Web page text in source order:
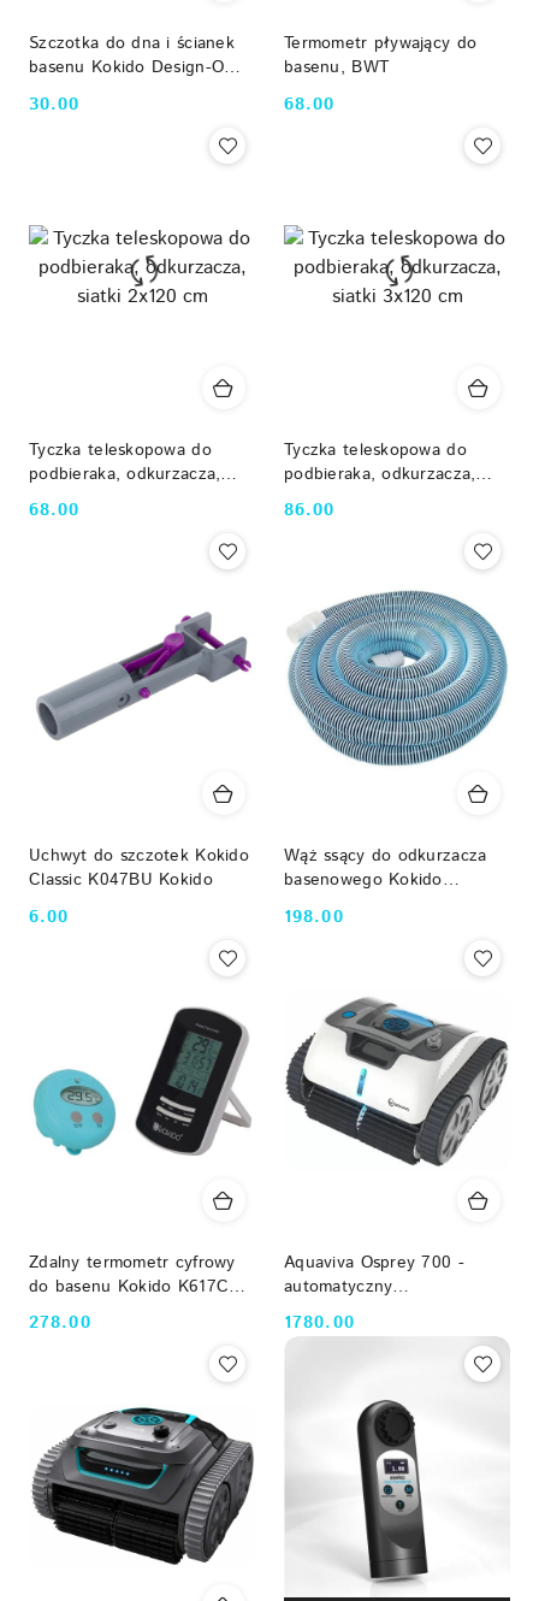
Szczotka do dna i ścianek
basenu Kokido Design-O
K417BU Kokido
Cena:
30.00
Termometr pływający do
basenu, BWT
Cena:
68.00
Tyczka teleskopowa do
podbieraka, odkurzacza,
siatki 2x120 cm
Cena:
68.00
Tyczka teleskopowa do
podbieraka, odkurzacza,
siatki 3x120 cm
Cena:
86.00
Uchwyt do szczotek Kokido
Classic K047BU Kokido
Cena:
6.00
Wąż ssący do odkurzacza
basenowego Kokido
K366SW d38 mm, 12 m
Kokido
Cena:
198.00
Zdalny termometr cyfrowy
do basenu Kokido K617CS -
pomiar temperatury wody i
powietrza
Cena:
278.00
Aquaviva Osprey 700 -
automatyczny
bezprzewodowy robot
basenowy (do 50m², dno/
Cena:
1780.00